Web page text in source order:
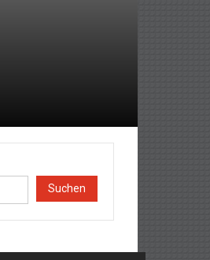
Suchen